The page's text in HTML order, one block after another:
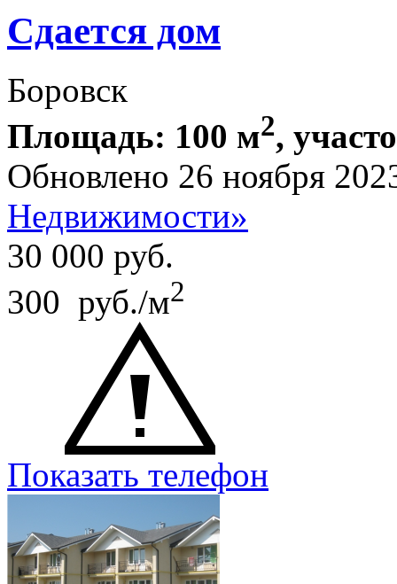
Сдается дом
Боровск
Площадь: 100 м2,
Обновлено 26 ноября
Недвижимости»
30 000 руб.
300 руб./м2
Показать телефон